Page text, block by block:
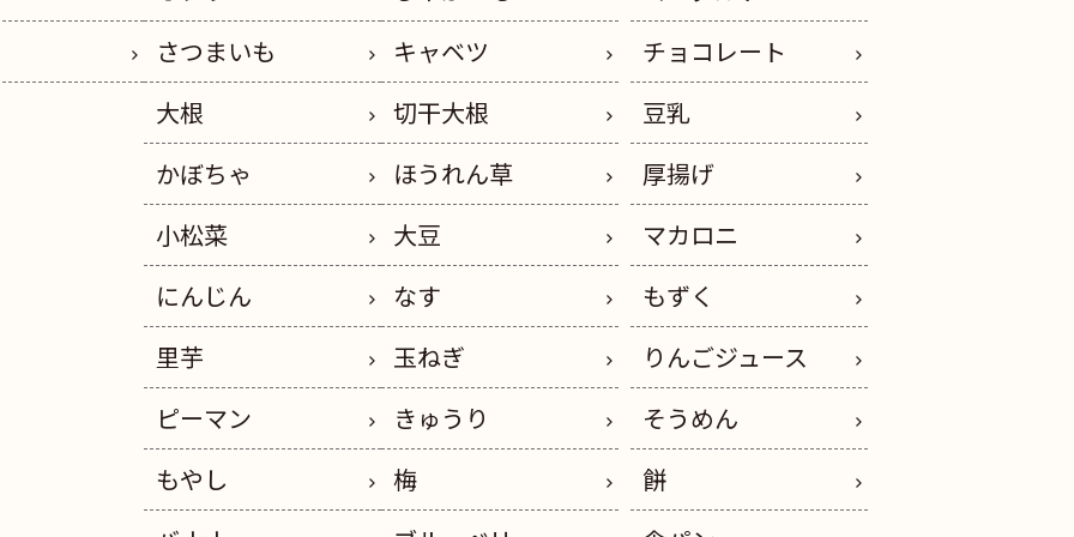
さつまいも
キャベツ
大根
切干大根
かぼちゃ
ほうれん草
小松菜
大豆
にんじん
なす
里芋
玉ねぎ
ピーマン
きゅうり
もやし
梅
チョコレート
豆乳
厚揚げ
マカロニ
もずく
りんごジュース
そうめん
餅